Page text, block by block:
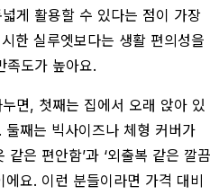
게 활용할 수 있다는 점이 가장
한 실루엣보다는 생활 편의성을
족도가 높아요.
면, 첫째는 집에서 오래 앉아 있
째는 빅사이즈나 체형 커버가
같은 편안함’과 ‘외출복 같은 깔끔
에요. 이런 분들이라면 가격 대비